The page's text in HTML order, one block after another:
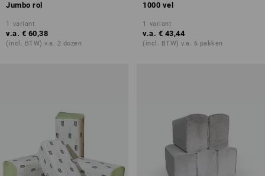
Jumbo rol
1 variant
v.a. € 60,38
(incl. BTW) v.a. 2 dozen
1000 vel
1 variant
v.a. € 43,44
(incl. BTW) v.a. 6 pakken